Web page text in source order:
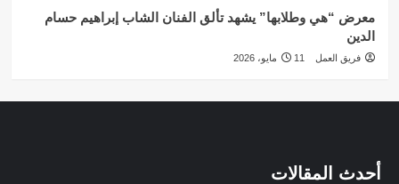
معرض “هي وطلابها” يشهد تألق الفنان الشاب إبراهيم حسام
الدين
فريق العمل 11 مايو، 2026
أحدث المقالات